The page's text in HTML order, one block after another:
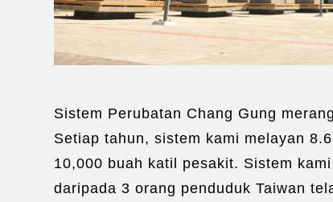
Sistem Perubatan Chang Gung
Setiap tahun, sistem kami melayan
10,000 buah katil pesakit. Sistem
daripada 3 orang penduduk Taiwan